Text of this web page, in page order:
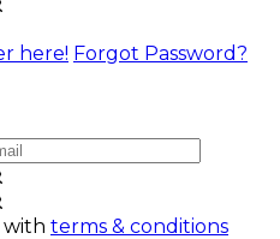
here! Forgot Password?
with terms & conditions